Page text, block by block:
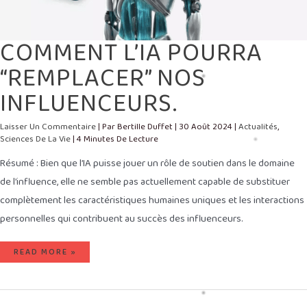
COMMENT L’IA POURRA
“REMPLACER” NOS
INFLUENCEURS.
Laisser Un Commentaire| ParBertille Duffet| 30 Août 2024|Actualités,
Sciences De La Vie|4 Minutes De Lecture
Résumé : Bien que l’IA puisse jouer un rôle de soutien dans le domaine
de l’influence, elle ne semble pas actuellement capable de substituer
complètement les caractéristiques humaines uniques et les interactions
personnelles qui contribuent au succès des influenceurs.
READ MORE »